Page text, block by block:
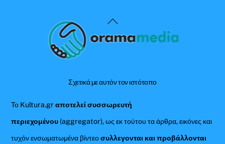
Back
To
Σχετικά με αυτόν τον ιστότοπο
Το Kultura.grαποτελεί συσσωρευτή
περιεχομένου (aggregator), ως εκ τούτου τα άρθρα, εικόνες και
τυχόν ενσωματωμένα βίντεοσυλλεγονται και προβάλλονται